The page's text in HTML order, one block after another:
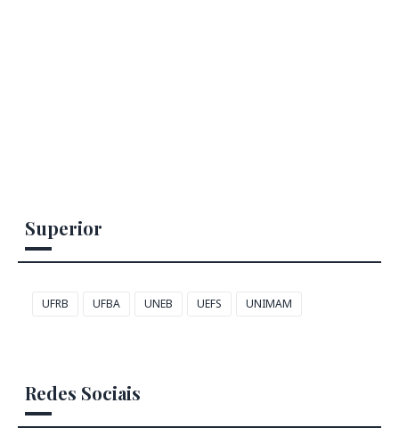
Superior
UFRB UFBA UNEB UEFS UNIMAM
Redes Sociais